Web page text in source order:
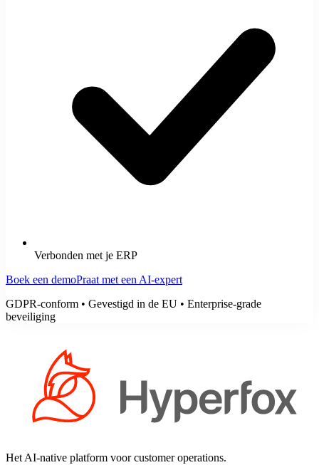
Verbonden met je ERP
Boek een demoPraat met een AI-expert
GDPR-conform • Gevestigd in de EU • Enterprise-grade
beveiliging
Het AI-native platform voor customer operations.